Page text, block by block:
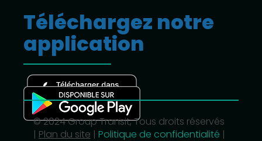
Téléchargez notre
application
© 2024 Group Transit, Tous droits réservés
| Plan du site | Politique de confidentialité |